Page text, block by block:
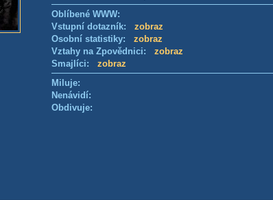
Oblíbené WWW:
Vstupní dotazník: zobraz
Osobní statistiky: zobraz
Vztahy na Zpovědnici: zobraz
Smajlíci: zobraz
Miluje:
Nenávidí:
Obdivuje: